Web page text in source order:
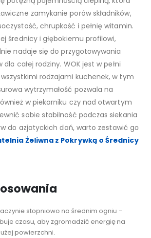
zamykanie porów składników,
chrupkość i pełnię witamin.
średnicy i głębokiemu profilowi,
nadaje się do przygotowywania
całej rodziny. WOK jest w pełni
rodzajami kuchenek, w tym
wytrzymałość pozwala na
w piekarniku czy nad otwartym
sobie stabilność podczas siekania
do azjatyckich dań, warto zestawić go
Żeliwna z Pokrywką o Średnicy
stopniowo na średnim ogniu –
czasu, aby zgromadzić energię na
powierzchni.